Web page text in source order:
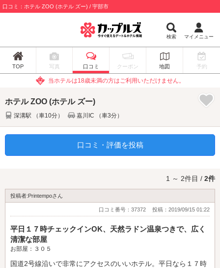
口コミ：ホテル ZOO (ホテル ズー) / 宇部市
検索 マイメニュー
TOP 写真 口コミ クーポン 地図 予約
当ホテルは18歳未満の方はご利用いただけません。
ホテル ZOO (ホテル ズー)
深溝駅 （車10分） 嘉川IC （車3分）
口コミ・評価を投稿
1 ～ 2件目 / 2件
投稿者:Printempoさん
口コミ番号：37372 投稿：2019/09/15 01:22
平日１７時チェックインOK、天然ラドン温泉つきで、広く
清潔な部屋
お部屋：３０５
国道2号線沿いで非常にアクセスのいいホテル。平日なら１７時